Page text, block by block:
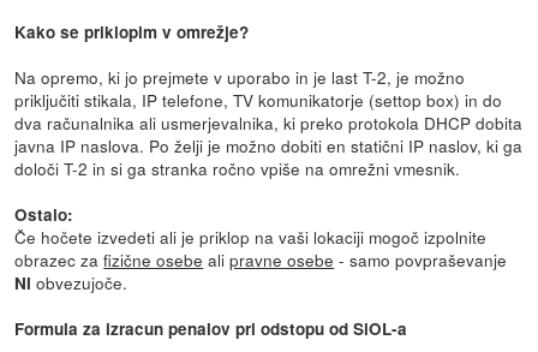
Kako se priklopim v omrežje?
Na opremo, ki jo prejmete v uporabo in je last T-2, je možno
priključiti stikala, IP telefone, TV komunikatorje (settop box) in do
dva računalnika ali usmerjevalnika, ki preko protokola DHCP dobita
javna IP naslova. Po želji je možno dobiti en statični IP naslov, ki ga
določi T-2 in si ga stranka ročno vpiše na omrežni vmesnik.
Ostalo:
Če hočete izvedeti ali je priklop na vaši lokaciji mogoč izpolnite
obrazec zafizične osebe alipravne osebe - samo povpraševanje
NI obvezujoče.
Formula za izracun penalov pri odstopu od SiOL-a